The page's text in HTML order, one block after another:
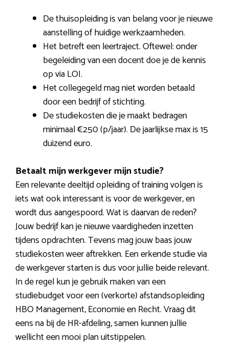
De thuisopleiding is van belang voor je nieuwe
aanstelling of huidige werkzaamheden.
Het betreft een leertraject. Oftewel: onder
begeleiding van een docent doe je de kennis
op via LOI.
Het collegegeld mag niet worden betaald
door een bedrijf of stichting.
De studiekosten die je maakt bedragen
minimaal €250 (p/jaar). De jaarlijkse max is 15
duizend euro.
Betaalt mijn werkgever mijn studie?
Een relevante deeltijd opleiding of training volgen is
iets wat ook interessant is voor de werkgever, en
wordt dus aangespoord. Wat is daarvan de reden?
Jouw bedrijf kan je nieuwe vaardigheden inzetten
tijdens opdrachten. Tevens mag jouw baas jouw
studiekosten weer aftrekken. Een erkende studie via
de werkgever starten is dus voor jullie beide relevant.
In de regel kun je gebruik maken van een
studiebudget voor een (verkorte) afstandsopleiding
HBO Management, Economie en Recht. Vraag dit
eens na bij de HR-afdeling, samen kunnen jullie
wellicht een mooi plan uitstippelen.